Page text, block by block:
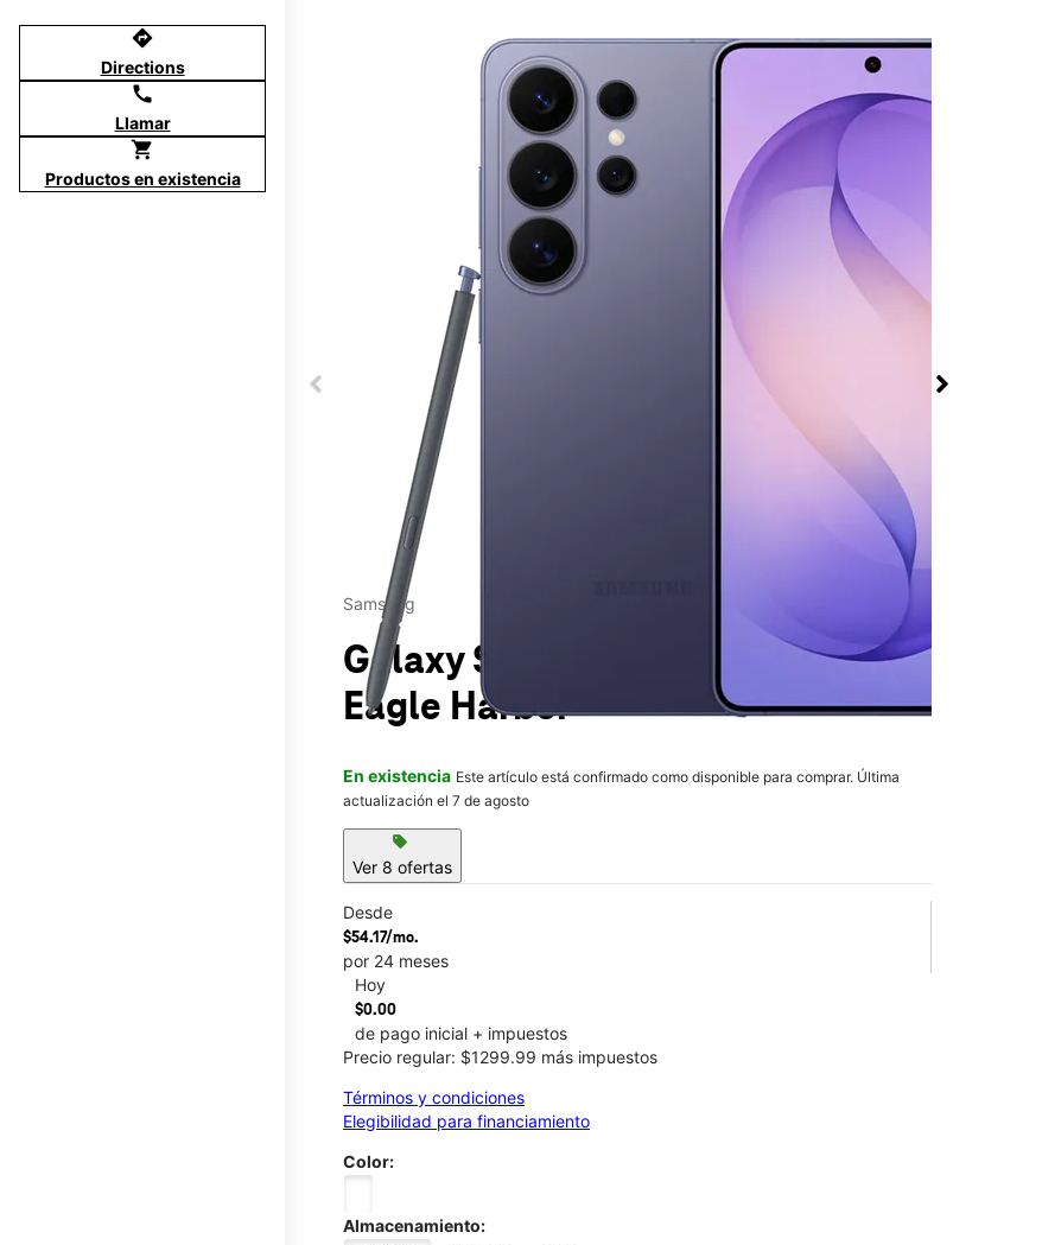
directions
Directions
call
Llamar
shopping_cart
Productos en existencia
This carousel contains a column of small thumbnails. Selecting a thumbnail will change
Samsung
Galaxy S26 Ultra
en T-Mobile
Eagle Harbor
En existencia Este artículo está confirmado como disponible para comprar. Última
actualización el 7 de agosto
sell
Ver 8 ofertas
Desde
$54.17/mo.
por 24 meses
Hoy
$0.00
de pago inicial + impuestos
Precio regular: $1299.99 más impuestos
Términos y condiciones
Elegibilidad para financiamiento
Color:
Almacenamiento: